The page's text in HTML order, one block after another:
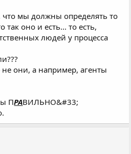
что мы должны определять то
оно и есть... то есть,
людей у процесса
они, а например, агенты
ПРАВИЛЬНО&#33;